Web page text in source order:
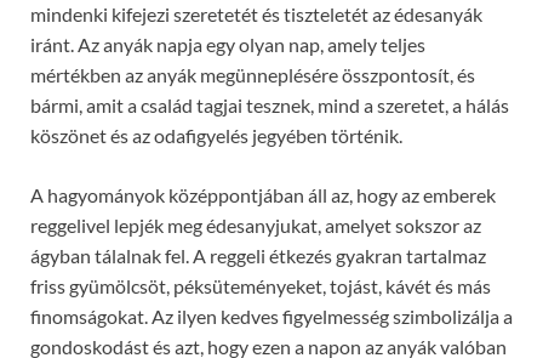
mindenki kifejezi szeretetét és tiszteletét az édesanyák
iránt. Az anyák napja egy olyan nap, amely teljes
mértékben az anyák megünneplésére összpontosít, és
bármi, amit a család tagjai tesznek, mind a szeretet, a hálás
köszönet és az odafigyelés jegyében történik.
A hagyományok középpontjában áll az, hogy az emberek
reggelivel lepjék meg édesanyjukat, amelyet sokszor az
ágyban tálalnak fel. A reggeli étkezés gyakran tartalmaz
friss gyümölcsöt, péksüteményeket, tojást, kávét és más
finomságokat. Az ilyen kedves figyelmesség szimbolizálja a
gondoskodást és azt, hogy ezen a napon az anyák valóban